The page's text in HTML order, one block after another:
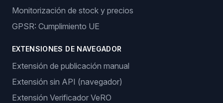
Monitorización de stock y precios
GPSR: Cumplimiento UE
EXTENSIONES DE NAVEGADOR
Extensión de publicación manual
Extensión sin API (navegador)
Extensión Verificador VeRO